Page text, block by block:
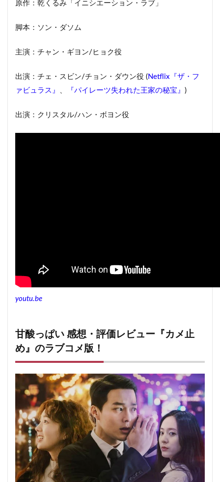
原作：乾くるみ「イニシエーション・ラブ」
脚本：ソン・ダソム
主演：チャン・ギヨン/ヒョク役
出演：チェ・スビン/チョン・ダウン役 ( Netflix『ザ・フ
ァビュラス』
、 『パイレーツ失われた王家の秘宝』 )
出演：クリスタル/ハン・ボヨン役
youtu.be
甘酸っぱい 感想・評価レビュー『カメ止
め』のラブコメ版！